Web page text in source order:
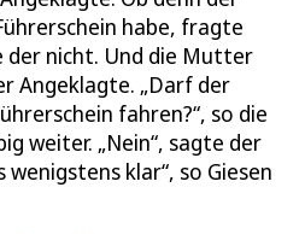
habe, fragte
der nicht. Und die Mutter
Angeklagte. „Darf der
fahren?“, so die
weiter. „Nein“, sagte der
wenigstens klar“, so Giesen